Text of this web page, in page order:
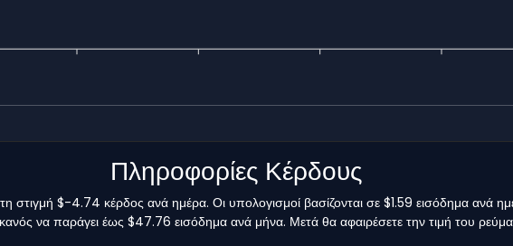
Πληροφορίες Κέρδους
$-4.74 κέρδος ανά ημέρα. Οι υπολογισμοί βασίζονται σε $1.59 εισόδημα ανά
ικανός να παράγει έως $47.76 εισόδημα ανά μήνα. Μετά θα αφαιρέσετε την τιμή του